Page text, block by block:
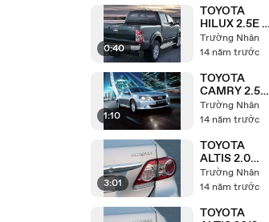
INNOVA 2013,
0968 852 852
0:40
TOYOTA
HILUX 2.5E -
TOYOTA
HILUX 3.0G -
THƠ - 0968
852 862
Trường Nhân
14 năm trước
1:10
TOYOTA
CAMRY 2.5G
2013-2014
TOYOTA CẦN
852 852
Trường Nhân
14 năm trước
3:01
TOYOTA
ALTIS 2.0
2013 -2014
TOYOTA CẦN
852 852
Trường Nhân
14 năm trước
TOYOTA